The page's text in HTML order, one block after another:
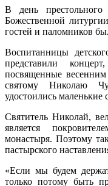
В день
Божественной
гостей и паломников
Воспитанницы
представили
посвященные
святому Николаю
удостоились маленькие
Святитель Николай,
является
монастыря. Поэтому
пастырского
«Если мы будем
только потому быть